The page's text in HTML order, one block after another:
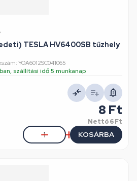
TESLA HV6400SB tűzhely
YOA6012SC041065
szállítási idő 5 munkanap
8 Ft
Nettó6 Ft
KOSÁRBA